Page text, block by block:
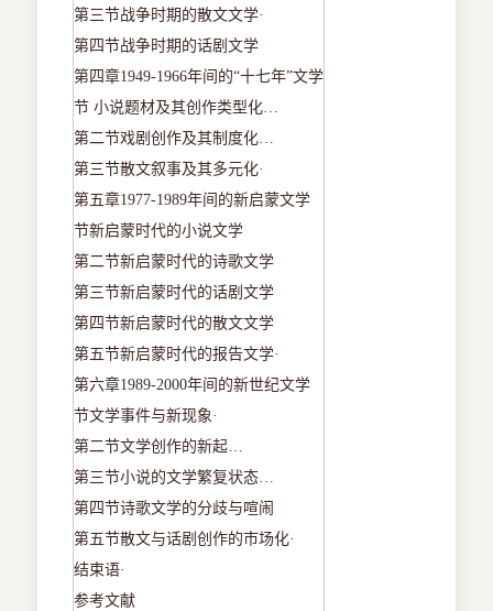
第三节战争时期的散文文学·
第四节战争时期的话剧文学
第四章1949-1966年间的“十七年”文学
节 小说题材及其创作类型化…
第二节戏剧创作及其制度化…
第三节散文叙事及其多元化·
第五章1977-1989年间的新启蒙文学
节新启蒙时代的小说文学
第二节新启蒙时代的诗歌文学
第三节新启蒙时代的话剧文学
第四节新启蒙时代的散文文学
第五节新启蒙时代的报告文学·
第六章1989-2000年间的新世纪文学
节文学事件与新现象·
第二节文学创作的新起…
第三节小说的文学繁复状态…
第四节诗歌文学的分歧与喧闹
第五节散文与话剧创作的市场化·
结束语·
参考文献